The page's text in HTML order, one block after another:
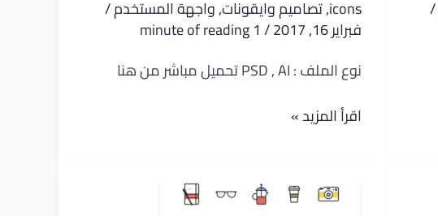
/
icons
,تصاميم وايقونات,واجهة المستخدم/
فبراير 16, 2017 /
1 minute of reading
نوع الملف : PSD , AI تحميل مباشر من هنا
مائة
لاعمالك
اقرأ المزيد »